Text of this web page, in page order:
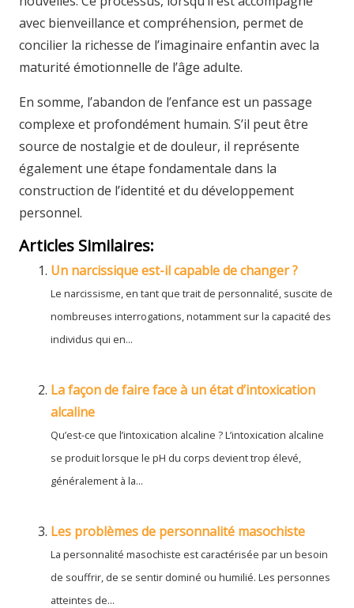
avec bienveillance et compréhension, permet de
concilier la richesse de l’imaginaire enfantin avec la
maturité émotionnelle de l’âge adulte.
En somme, l’abandon de l’enfance est un passage
complexe et profondément humain. S’il peut être
source de nostalgie et de douleur, il représente
également une étape fondamentale dans la
construction de l’identité et du développement
personnel.
Articles Similaires:
Un narcissique est-il capable de changer ?
Le narcissisme, en tant que trait de personnalité, suscite de
nombreuses interrogations, notamment sur la capacité des
individus qui en...
La façon de faire face à un état d’intoxication
alcaline
Qu’est-ce que l’intoxication alcaline ? L’intoxication alcaline
se produit lorsque le pH du corps devient trop élevé,
généralement à la...
Les problèmes de personnalité masochiste
La personnalité masochiste est caractérisée par un besoin
de souffrir, de se sentir dominé ou humilié. Les personnes
atteintes de...